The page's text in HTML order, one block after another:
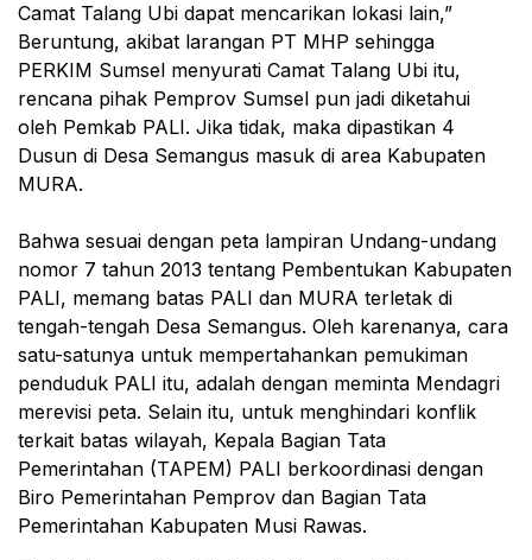
Camat Talang Ubi dapat mencarikan lokasi lain,”
‎Beruntung, akibat larangan PT MHP sehingga
PERKIM Sumsel menyurati Camat Talang Ubi itu,
rencana pihak Pemprov Sumsel pun jadi diketahui
oleh Pemkab PALI. Jika tidak, maka dipastikan 4
Dusun di Desa Semangus masuk di area Kabupaten
MURA.
‎Bahwa sesuai dengan peta lampiran Undang-undang
nomor 7 tahun 2013 tentang Pembentukan Kabupaten
PALI, memang batas PALI dan MURA terletak di
tengah-tengah Desa Semangus. Oleh karenanya, cara
satu-satunya untuk mempertahankan pemukiman
penduduk PALI itu, adalah dengan meminta Mendagri
merevisi peta. Selain itu, untuk menghindari konflik
terkait batas wilayah, Kepala Bagian Tata
Pemerintahan (TAPEM) PALI berkoordinasi dengan
Biro Pemerintahan Pemprov dan Bagian Tata
Pemerintahan Kabupaten Musi Rawas.